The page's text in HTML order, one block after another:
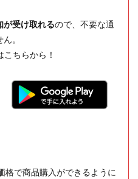
が受け取れるので、不要な通
。
こちらから！
格で商品購入ができるように